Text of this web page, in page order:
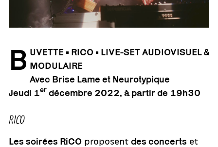
B UVETTE • RICO • LIVE-SET AUDIOVISUEL&
MODULAIRE
Avec Brise Lame et Neurotypique
Jeudi 1er décembre 2022, à partir de 19h30
RICO
Les soirées RiCO proposent des concerts et